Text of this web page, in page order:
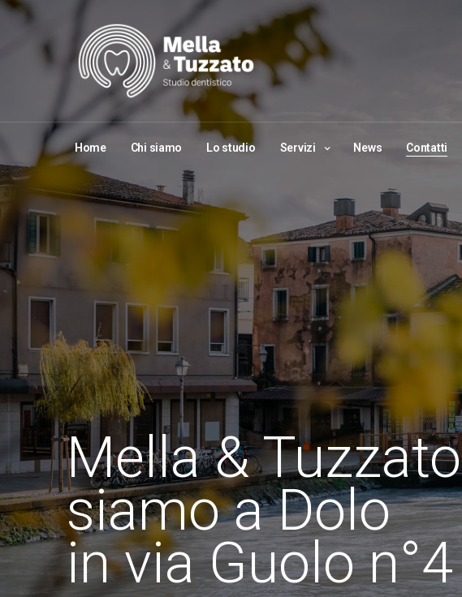
Home Chi siamo Lo studio Servizi News Contatti
Mella & Tuzzato
siamo a Dolo
in via Guolo n°4